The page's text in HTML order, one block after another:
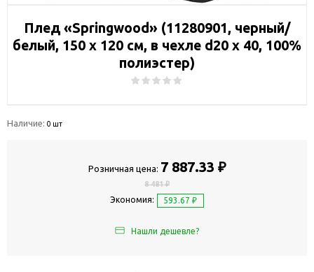
Плед «Springwood» (11280901, черный/
белый, 150 х 120 см, в чехле d20 х 40, 100%
полиэстер)
Наличие: 0 шт
Розничная цена: 7 887.33 ₽
8 481 ₽
Экономия: 593.67 ₽
Нашли дешевле?